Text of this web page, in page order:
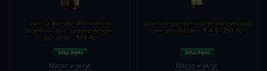
ანდრეა მილანო-ძმარი ბროწ.
დედოთი. ბიო, გაუფილტრავი,
უგლუტენო. 500 მლ
Масло и уксус
ბასო-პირველადი დაწურვის ზეითუნის
ზეთი ვიტამინებით (E-A-D) 250 მლ
Масло и уксус